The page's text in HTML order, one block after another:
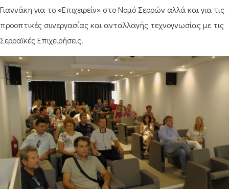
Γιαννάκη για το «Επιχειρείν» στο Νομό Σερρών αλλά και για τις
προοπτικές συνεργασίας και ανταλλαγής τεχνογνωσίας με τις
Σερραϊκές Επιχειρήσεις.